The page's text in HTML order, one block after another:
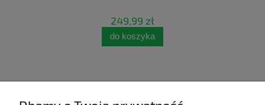
249,99 zł
do koszyka